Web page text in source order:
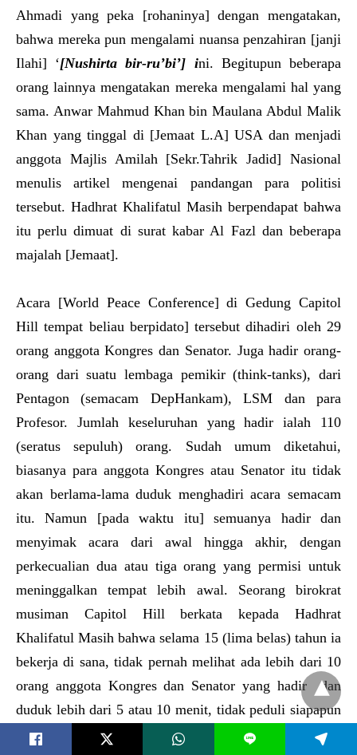
Ahmadi yang peka [rohaninya] dengan mengatakan,
bahwa mereka pun mengalami nuansa penzahiran [janji
Ilahi] ‘[Nushirta bir-ru’bi’] ini. Begitupun beberapa
orang lainnya mengatakan mereka mengalami hal yang
sama. Anwar Mahmud Khan bin Maulana Abdul Malik
Khan yang tinggal di [Jemaat L.A] USA dan menjadi
anggota Majlis Amilah [Sekr.Tahrik Jadid] Nasional
menulis artikel mengenai pandangan para politisi
tersebut. Hadhrat Khalifatul Masih berpendapat bahwa
itu perlu dimuat di surat kabar Al Fazl dan beberapa
majalah [Jemaat].
Acara [World Peace Conference] di Gedung Capitol
Hill tempat beliau berpidato] tersebut dihadiri oleh 29
orang anggota Kongres dan Senator. Juga hadir orang-
orang dari suatu lembaga pemikir (think-tanks), dari
Pentagon (semacam DepHankam), LSM dan para
Profesor. Jumlah keseluruhan yang hadir ialah 110
(seratus sepuluh) orang. Sudah umum diketahui,
biasanya para anggota Kongres atau Senator itu tidak
akan berlama-lama duduk menghadiri acara semacam
itu. Namun [pada waktu itu] semuanya hadir dan
menyimak acara dari awal hingga akhir, dengan
perkecualian dua atau tiga orang yang permisi untuk
meninggalkan tempat lebih awal. Seorang birokrat
musiman Capitol Hill berkata kepada Hadhrat
Khalifatul Masih bahwa selama 15 (lima belas) tahun ia
bekerja di sana, tidak pernah melihat ada lebih dari 10
orang anggota Kongres dan Senator yang hadir dan
duduk lebih dari 5 atau 10 menit, tidak peduli siapapun
yang berpidato. Ia mengatakan sangat mengherankan
L